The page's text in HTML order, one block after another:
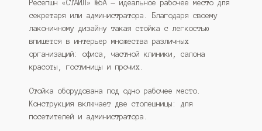
Ресепшн «СТАЙЛ» №5А — идеальное рабочее место для
секретаря или администратора. Благодаря своему
лаконичному дизайну такая стойка с легкостью
впишется в интерьер множества различных
организаций: офиса, частной клиники, салона
красоты, гостиницы и прочих.
Стойка оборудована под одно рабочее место.
Конструкция включает две столешницы: для
посетителей и администратора.